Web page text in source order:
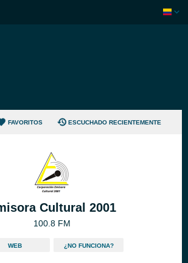
FAVORITOS ESCUCHADO RECIENTEMENTE
Cultural 2001
100.8 FM
WEB ¿NO FUNCIONA?